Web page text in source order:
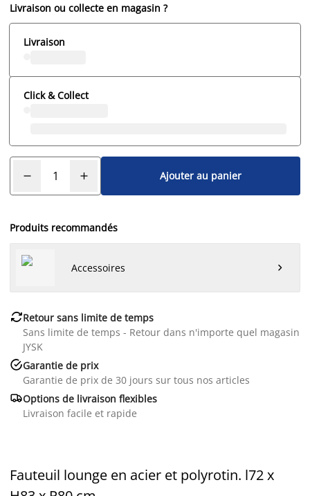
Livraison ou collecte en magasin ?
Livraison
Click & Collect
Ajouter au panier
Produits recommandés
Accessoires 
Retour sans limite de temps
Sans limite de temps - Retour dans n'importe quel magasin
JYSK
Garantie de prix
Garantie de prix de 30 jours sur tous nos articles
Options de livraison flexibles
Livraison facile et rapide
Fauteuil lounge en acier et polyrotin. l72 x